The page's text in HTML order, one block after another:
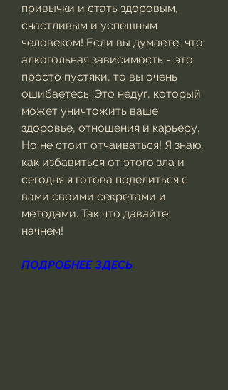
привычки и стать здоровым,
счастливым и успешным
человеком! Если вы думаете, что
алкогольная зависимость - это
просто пустяки, то вы очень
ошибаетесь. Это недуг, который
может уничтожить ваше
здоровье, отношения и карьеру.
Но не стоит отчаиваться! Я знаю,
как избавиться от этого зла и
сегодня я готова поделиться с
вами своими секретами и
методами. Так что давайте
начнем!
ПОДРОБНЕЕ ЗДЕСЬ